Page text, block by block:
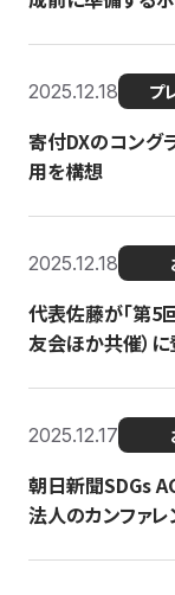
2025.12.18 プ
寄付DXのコング
用を構想
2025.12.18
代表佐藤が「第5
友会ほか共催）
2025.12.17
朝日新聞SDGs
法人のカンファ